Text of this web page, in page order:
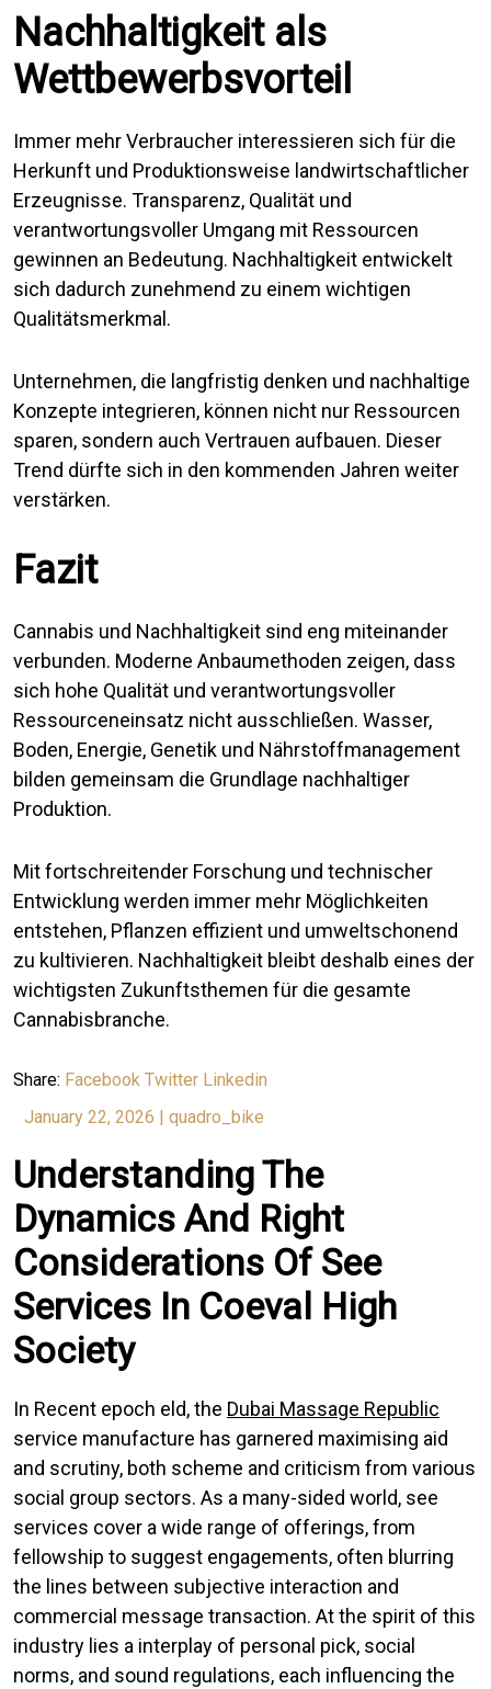
Nachhaltigkeit als
Wettbewerbsvorteil
Immer mehr Verbraucher interessieren sich für die
Herkunft und Produktionsweise landwirtschaftlicher
Erzeugnisse. Transparenz, Qualität und
verantwortungsvoller Umgang mit Ressourcen
gewinnen an Bedeutung. Nachhaltigkeit entwickelt
sich dadurch zunehmend zu einem wichtigen
Qualitätsmerkmal.
Unternehmen, die langfristig denken und nachhaltige
Konzepte integrieren, können nicht nur Ressourcen
sparen, sondern auch Vertrauen aufbauen. Dieser
Trend dürfte sich in den kommenden Jahren weiter
verstärken.
Fazit
Cannabis und Nachhaltigkeit sind eng miteinander
verbunden. Moderne Anbaumethoden zeigen, dass
sich hohe Qualität und verantwortungsvoller
Ressourceneinsatz nicht ausschließen. Wasser,
Boden, Energie, Genetik und Nährstoffmanagement
bilden gemeinsam die Grundlage nachhaltiger
Produktion.
Mit fortschreitender Forschung und technischer
Entwicklung werden immer mehr Möglichkeiten
entstehen, Pflanzen effizient und umweltschonend
zu kultivieren. Nachhaltigkeit bleibt deshalb eines der
wichtigsten Zukunftsthemen für die gesamte
Cannabisbranche.
Share: Facebook Twitter Linkedin
January 22, 2026 | quadro_bike
Understanding The
Dynamics And Right
Considerations Of See
Services In Coeval High
Society
In Recent epoch eld, the Dubai Massage Republic
service manufacture has garnered maximising aid
and scrutiny, both scheme and criticism from various
social group sectors. As a many-sided world, see
services cover a wide range of offerings, from
fellowship to suggest engagements, often blurring
the lines between subjective interaction and
commercial message transaction. At the spirit of this
industry lies a interplay of personal pick, social
norms, and sound regulations, each influencing the